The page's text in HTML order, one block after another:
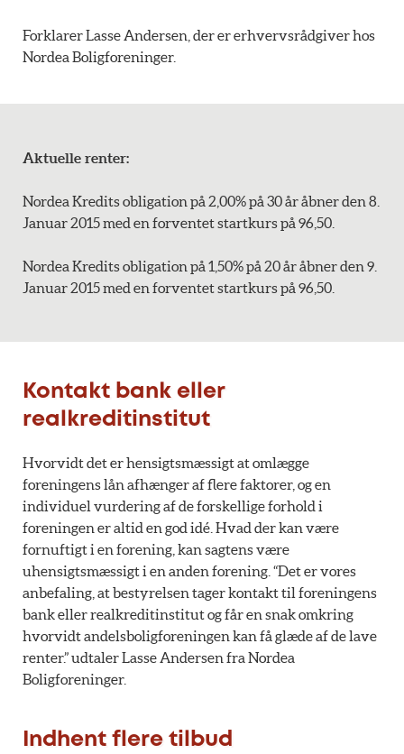
Forklarer Lasse Andersen, der er erhvervsrådgiver hos
Nordea Boligforeninger.
Aktuelle renter:
Nordea Kredits obligation på 2,00% på 30 år åbner den 8.
Januar 2015 med en forventet startkurs på 96,50.
Nordea Kredits obligation på 1,50% på 20 år åbner den 9.
Januar 2015 med en forventet startkurs på 96,50.
Kontakt bank eller
realkreditinstitut
Hvorvidt det er hensigtsmæssigt at omlægge
foreningens lån afhænger af flere faktorer, og en
individuel vurdering af de forskellige forhold i
foreningen er altid en god idé. Hvad der kan være
fornuftigt i en forening, kan sagtens være
uhensigtsmæssigt i en anden forening. “Det er vores
anbefaling, at bestyrelsen tager kontakt til foreningens
bank eller realkreditinstitut og får en snak omkring
hvorvidt andelsboligforeningen kan få glæde af de lave
renter.” udtaler Lasse Andersen fra Nordea
Boligforeninger.
Indhent flere tilbud